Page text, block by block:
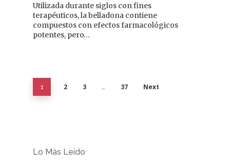
Utilizada durante siglos con fines
terapéuticos, la belladona contiene
compuestos con efectos farmacológicos
potentes, pero…
1 2 3 … 37 Next
Lo Más Leído